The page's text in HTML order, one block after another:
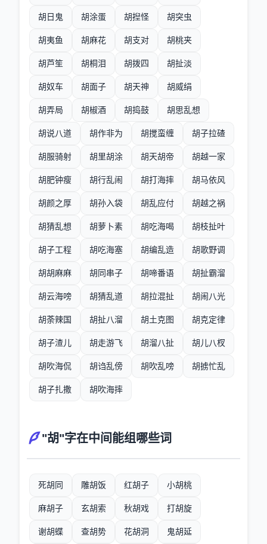
胡日鬼 胡涂蛋 胡揑怪 胡突虫
胡夷鱼 胡麻花 胡支对 胡桃夹
胡芦笙 胡桐泪 胡拨四 胡扯淡
胡奴车 胡面子 胡天神 胡威绢
胡弄局 胡椒酒 胡捣鼓 胡思乱想
胡说八道 胡作非为 胡搅蛮缠 胡子拉碴
胡服骑射 胡里胡涂 胡天胡帝 胡越一家
胡肥钟瘦 胡行乱闹 胡打海摔 胡马依风
胡颜之厚 胡孙入袋 胡乱应付 胡越之祸
胡猜乱想 胡萝卜素 胡吃海喝 胡枝扯叶
胡子工程 胡吃海塞 胡编乱造 胡歌野调
胡胡麻麻 胡同串子 胡啼番语 胡扯霸溜
胡云海嗙 胡猜乱道 胡拉混扯 胡闹八光
胡荼辣国 胡扯八溜 胡土克图 胡克定律
胡子渣儿 胡走游飞 胡溜八扯 胡儿八杈
胡吹海侃 胡诌乱傍 胡吹乱嗙 胡掳忙乱
胡子扎撒 胡吹海摔
"胡"字在中间能组哪些词
死胡同 雕胡饭 红胡子 小胡桃
麻胡子 玄胡索 秋胡戏 打胡旋
谢胡蝶 查胡势 花胡洞 鬼胡延